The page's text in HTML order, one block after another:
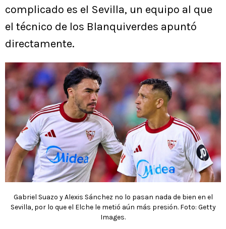
complicado es el Sevilla, un equipo al que
el técnico de los Blanquiverdes apuntó
directamente.
Gabriel Suazo y Alexis Sánchez no lo pasan nada de bien en el
Sevilla, por lo que el Elche le metió aún más presión. Foto: Getty
Images.